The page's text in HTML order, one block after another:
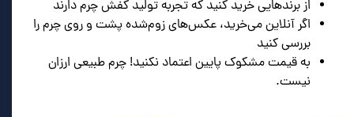
از برندهایی خرید کنید که تجربه تولید کفش چرم دارند
اگر آنلاین می‌خرید، عکس‌های زوم‌شده پشت و روی چرم را
بررسی کنید
به قیمت مشکوک پایین اعتماد نکنید! چرم طبیعی ارزان
نیست.